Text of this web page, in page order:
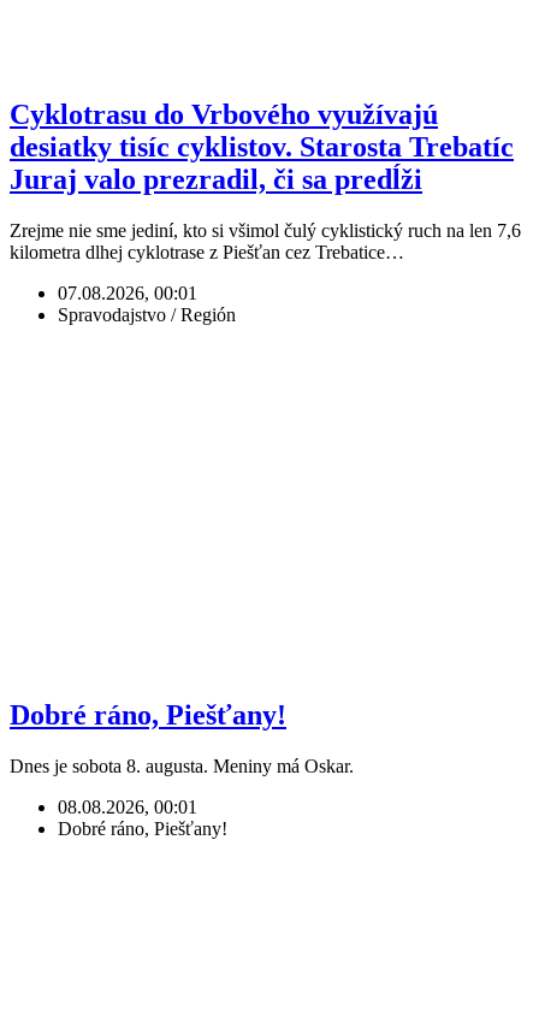
Cyklotrasu do Vrbového využívajú
desiatky tisíc cyklistov. Starosta Trebatíc
Juraj valo prezradil, či sa predĺži
Zrejme nie sme jediní, kto si všimol čulý cyklistický ruch na len 7,6
kilometra dlhej cyklotrase z Piešťan cez Trebatice…
07.08.2026, 00:01
Spravodajstvo / Región
Dobré ráno, Piešťany!
Dnes je sobota 8. augusta. Meniny má Oskar.
08.08.2026, 00:01
Dobré ráno, Piešťany!